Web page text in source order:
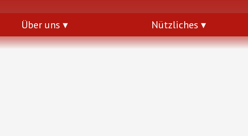
Über uns Nützliches